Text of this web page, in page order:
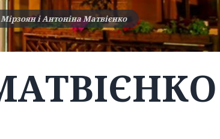
і Антоніна Матвієнко